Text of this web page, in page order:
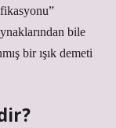
bile
bir ışık demeti